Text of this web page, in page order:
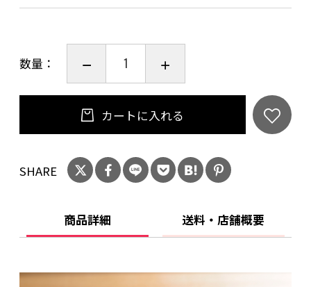
数量：
カートに入れる
SHARE
商品詳細 送料・店舗概要